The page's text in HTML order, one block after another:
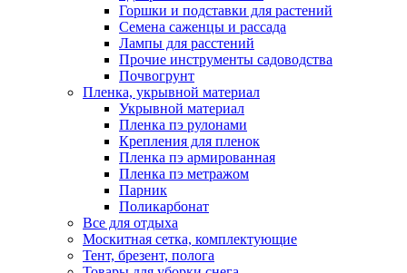
Горшки и подставки для растений
Семена саженцы и рассада
Лампы для расстений
Прочие инструменты садоводства
Почвогрунт
Пленка, укрывной материал
Укрывной материал
Пленка пэ рулонами
Крепления для пленок
Пленка пэ армированная
Пленка пэ метражом
Парник
Поликарбонат
Все для отдыха
Москитная сетка, комплектующие
Тент, брезент, полога